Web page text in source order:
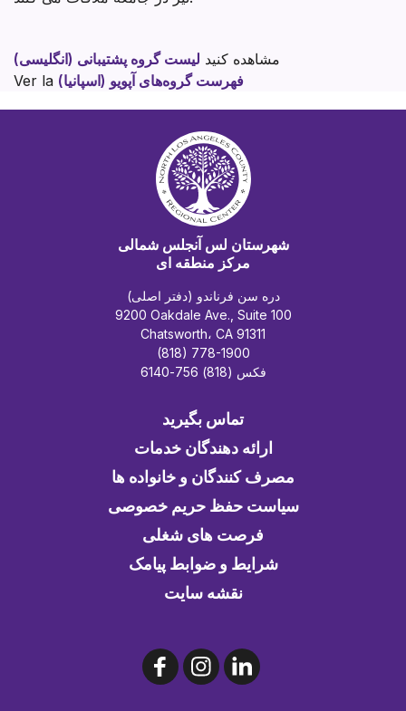
مشاهده کنید لیست گروه پشتیبانی (انگلیسی)
Ver la فهرست گروه‌های آپویو (اسپانیا)
شهرستان لس آنجلس شمالی
مرکز منطقه ای
دره سن فرناندو (دفتر اصلی)
9200 Oakdale Ave., Suite 100
Chatsworth، CA 91311
(818) 778-1900
فکس (818) 756-6140
تماس بگیرید
ارائه دهندگان خدمات
مصرف کنندگان و خانواده ها
سیاست حفظ حریم خصوصی
فرصت های شغلی
شرایط و ضوابط پیامک
نقشه سایت